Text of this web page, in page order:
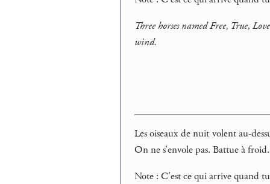
Three horses named Free, True,
wind.
Les oiseaux de nuit volent au-
On ne s’envole pas. Battue à froid.
Note : C’est ce qui arrive quand